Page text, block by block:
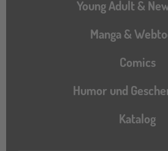
Young Adult &
Manga &
Comics
Humor und
Katalog
Katalog